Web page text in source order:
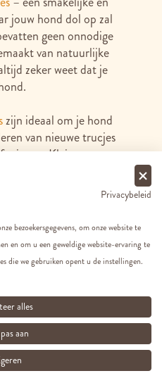
jouw hond dol op zal
geen onnodige
van natuurlijke
zeker weet dat je
zijn ideaal om je hond
van nieuwe trucjes
Klein, maar
overvol te raken. En
niet alleen lekker,
geen kunstmatige
het beste past bij
advies. Onze
om je te helpen bij
snack voor jouw hond.
wij zorgen dat jouw
nog wordt
Privacybeleid
bezoekersgegevens, om onze website te
en om u een geweldige website-ervaring te
die we gebruiken opent u de instellingen.
alles
aan